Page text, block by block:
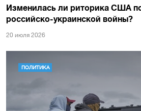
Изменилась ли риторика США
российско-украинской войны?
20 июля 2026
ПОЛИТИКА